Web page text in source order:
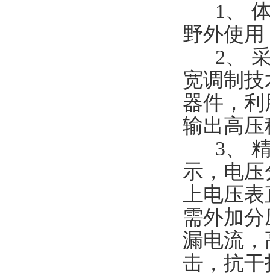
1、 体
野外使
2、 采
宽调制
器件，
输出高
3、 精
示，电
上电压
需外加
漏电流
击，抗